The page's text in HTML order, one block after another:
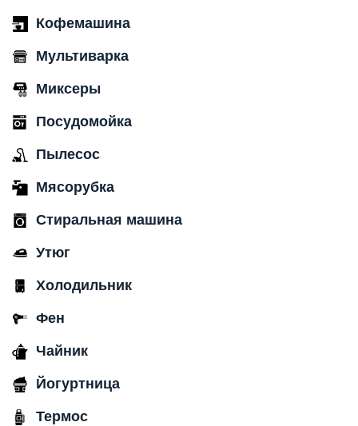
Кофемашина
Мультиварка
Миксеры
Посудомойка
Пылесос
Мясорубка
Стиральная машина
Утюг
Холодильник
Фен
Чайник
Йогуртница
Термос